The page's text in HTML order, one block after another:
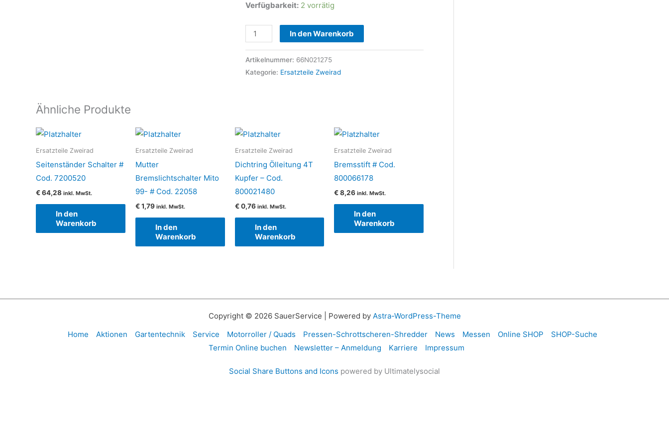
Verfügbarkeit: 2 vorrätig
Drahtsprengring
#
Cod.
66N021275
In den Warenkorb
Artikelnummer: 66N021275
Kategorie: Ersatzteile Zweirad
Ähnliche Produkte
Ersatzteile Zweirad
Seitenständer Schalter #
Cod. 7200520
€64,28 inkl. MwSt.
In den
Warenkorb
Ersatzteile Zweirad
Mutter
Bremslichtschalter Mito
99- # Cod. 22058
€1,79 inkl. MwSt.
In den
Warenkorb
Ersatzteile Zweirad
Dichtring Ölleitung 4T
Kupfer – Cod.
800021480
€0,76 inkl. MwSt.
In den
Warenkorb
Ersatzteile Zweirad
Bremsstift # Cod.
800066178
€8,26 inkl. MwSt.
In den
Warenkorb
Copyright © 2026 SauerService | Powered by Astra-WordPress-Theme
Home
Aktionen Gartentechnik Service Motorroller / Quads Pressen-Schrottscheren-Shredder News Messen Online SHOP
SHOP-Suche
Termin Online buchen
Newsletter – Anmeldung Karriere Impressum
Social Share Buttons and Icons powered by Ultimatelysocial